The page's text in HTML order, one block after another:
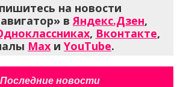
на новости
вЯндекс.Дзен,
, Вконтакте,
Max и YouTube.
Последние новости